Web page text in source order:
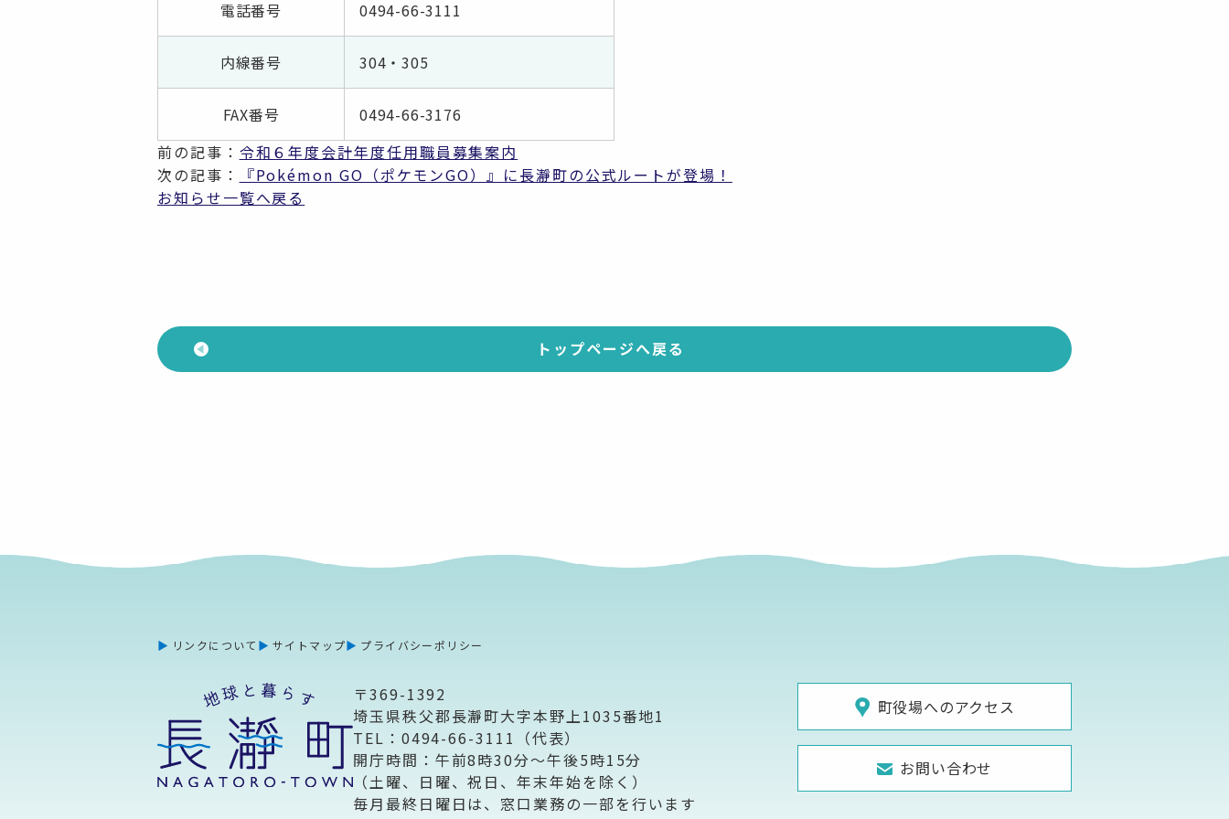
電話番号 0494-66-3111
内線番号 304・305
FAX番号
0494-66-3176
前の記事： 令和６年度会計年度任用職員募集案内
次の記事：
『Pokémon GO（ポケモンGO）』に長瀞町の公式ルートが登場！
お知らせ一覧へ戻る
トップページへ戻る
リンクについて サイトマップ プライバシーポリシー
〒369-1392
埼玉県秩父郡長瀞町大字本野上1035番地1
TEL：0494-66-3111（代表）
開庁時間：午前8時30分～午後5時15分
（土曜、日曜、祝日、年末年始を除く）
毎月最終日曜日は、窓口業務の一部を行います
町役場へのアクセス
お問い合わせ